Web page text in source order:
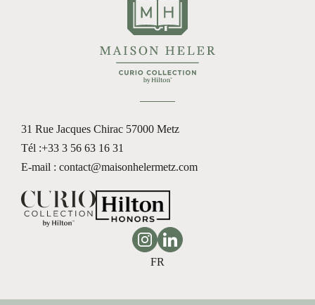
31 Rue Jacques Chirac 57000 Metz
Tél :+33 3 56 63 16 31
E-mail : contact@maisonhelermetz.com
InstagramLinkedin
FR